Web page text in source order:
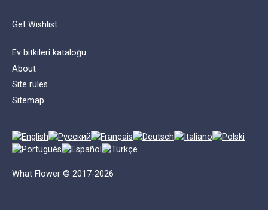
Get Wishlist
Ev bitkileri kataloğu
About
Site rules
Sitemap
What Flower © 2017-2026